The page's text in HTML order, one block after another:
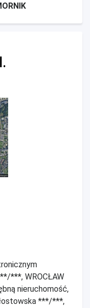
***, WROCŁAW
nieruchomość,
***/***,